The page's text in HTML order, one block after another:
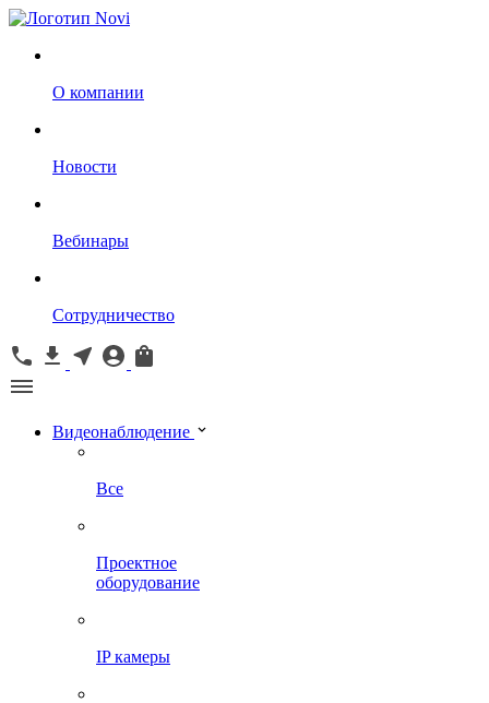
О компании
Новости
Вебинары
Сотрудничество
Видеонаблюдение
Все
Проектное
оборудование
IP камеры